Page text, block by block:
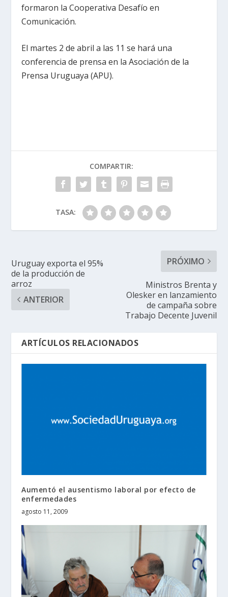
formaron la Cooperativa Desafío en
Comunicación.
El martes 2 de abril a las 11 se hará una
conferencia de prensa en la Asociación de la
Prensa Uruguaya (APU).
COMPARTIR:
TASA:
Uruguay exporta el 95%
de la producción de
arroz
ANTERIOR
PRÓXIMO
Ministros Brenta y
Olesker en lanzamiento
de campaña sobre
Trabajo Decente Juvenil
ARTÍCULOS RELACIONADOS
Aumentó el ausentismo laboral por efecto de
enfermedades
agosto 11, 2009